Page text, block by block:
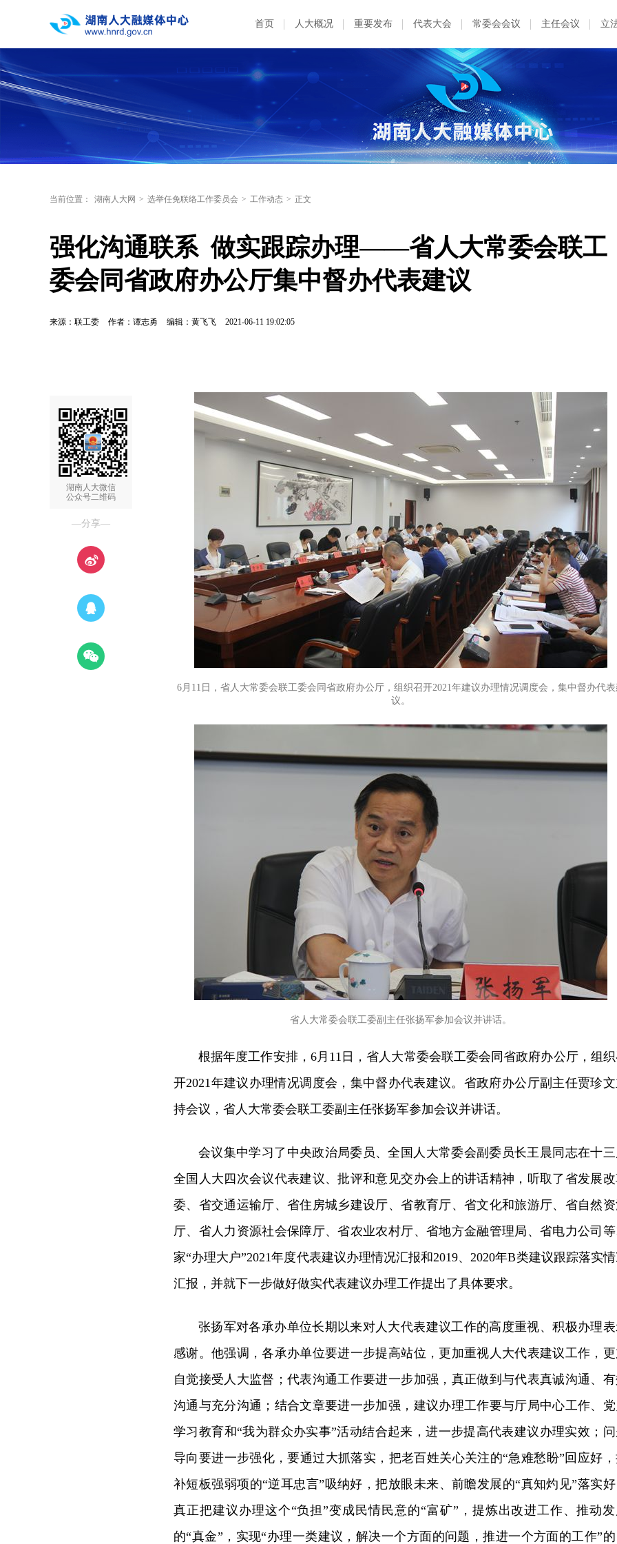
首页 人大概况 重要发布 代表大会 常委会会议 主任会议 立
当前位置： 湖南人大网 > 选举任免联络工作委员会 > 工作动态 > 正文
强化沟通联系  做实跟踪办理——省人大常委会联工
委会同省政府办公厅集中督办代表建议
来源：联工委 作者：谭志勇 编辑：黄飞飞 2021-06-11 19:02:05
湖南人大微信
公众号二维码
—分享—
6月11日，省人大常委会联工委会同省政府办公厅，组织召开2021年建议办理情况调度会，集中督办代表
议。
省人大常委会联工委副主任张扬军参加会议并讲话。
根据年度工作安排，6月11日，省人大常委会联工委会同省政府办公厅，组
开2021年建议办理情况调度会，集中督办代表建议。省政府办公厅副主任贾珍
持会议，省人大常委会联工委副主任张扬军参加会议并讲话。
会议集中学习了中央政治局委员、全国人大常委会副委员长王晨同志在十
全国人大四次会议代表建议、批评和意见交办会上的讲话精神，听取了省发展
委、省交通运输厅、省住房城乡建设厅、省教育厅、省文化和旅游厅、省自然
厅、省人力资源社会保障厅、省农业农村厅、省地方金融管理局、省电力公司等
家“办理大户”2021年度代表建议办理情况汇报和2019、2020年B类建议跟踪落实
汇报，并就下一步做好做实代表建议办理工作提出了具体要求。
张扬军对各承办单位长期以来对人大代表建议工作的高度重视、积极办理
感谢。他强调，各承办单位要进一步提高站位，更加重视人大代表建议工作，
自觉接受人大监督；代表沟通工作要进一步加强，真正做到与代表真诚沟通、
沟通与充分沟通；结合文章要进一步加强，建议办理工作要与厅局中心工作、党
学习教育和“我为群众办实事”活动结合起来，进一步提高代表建议办理实效；
导向要进一步强化，要通过大抓落实，把老百姓关心关注的“急难愁盼”回应好
补短板强弱项的“逆耳忠言”吸纳好，把放眼未来、前瞻发展的“真知灼见”落实好
真正把建议办理这个“负担”变成民情民意的“富矿”，提炼出改进工作、推动发
的“真金”，实现“办理一类建议，解决一个方面的问题，推进一个方面的工作”的